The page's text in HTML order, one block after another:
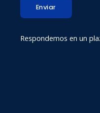
Enviar
Respondemos en un